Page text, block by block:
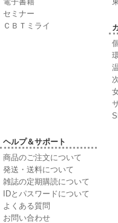
セミナー
ＣＢＴミライ
ヘルプ＆サポート
商品のご注文について
発送・送料について
雑誌の定期購読について
IDとパスワードについて
よくある質問
お問い合わせ